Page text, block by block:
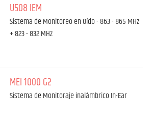
U508 IEM
Sistema de Monitoreo en Oído - 863 - 865 MHz
+ 823 - 832 MHz
MEI 1000 G2
Sistema de Monitoraje inalámbrico In-Ear